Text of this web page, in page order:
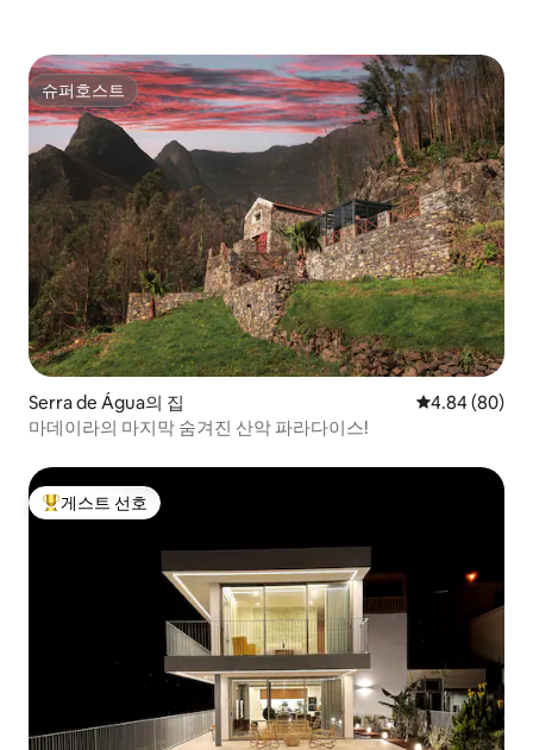
슈퍼호스트
슈퍼호스트
Serra de Água의 집 평점 4.84점(5
4.84 (80)
마데이라의 마지막 숨겨진 산악 파라다이스!
상위 게스트 선호
게스트 선호